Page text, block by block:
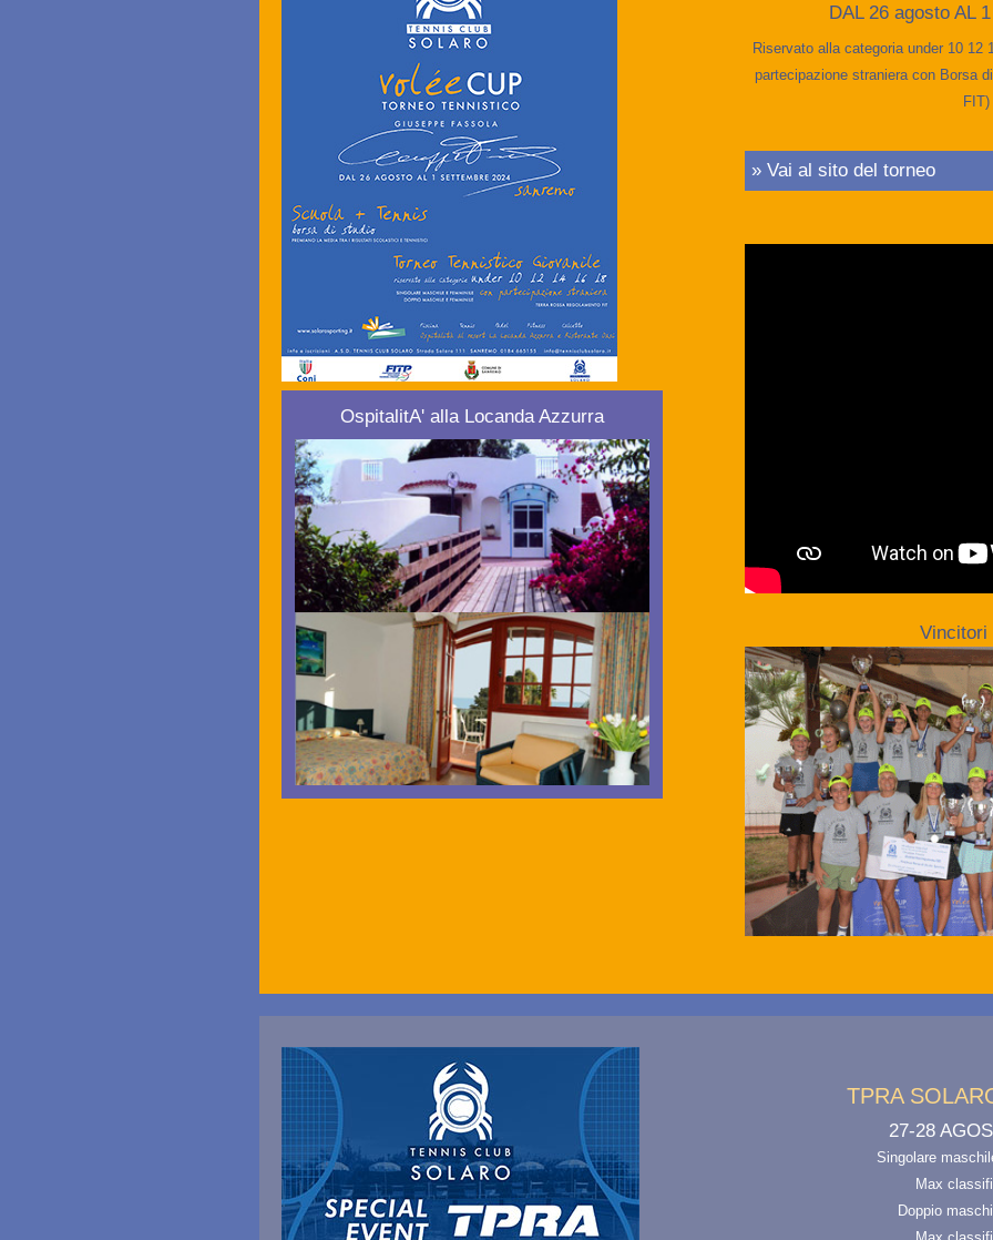
OspitalitA' alla Locanda Azzurra
DAL 26 agosto AL
Riservato alla categoria under 10
partecipazione straniera con Borsa
FIT)
» Vai al sito del torneo
Vincitori
TPRA
27-28
Singolare
Max
Doppio